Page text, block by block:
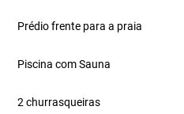
Prédio frente para a praia
Piscina com Sauna
2 churrasqueiras